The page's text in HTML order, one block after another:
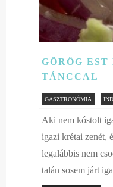
GÖRÖG
TÁNCCAL
GASZTRONÓMIA
Aki nem kóstolt
igazi krétai zenét,
legalábbis nem
talán sosem járt